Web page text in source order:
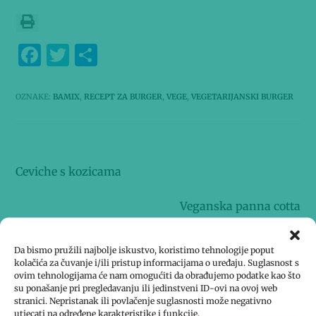
Da bismo pružili najbolje iskustvo, koristimo tehnologije poput
kolačića za čuvanje i/ili pristup informacijama o uređaju. Suglasnost s
ovim tehnologijama će nam omogućiti da obrađujemo podatke kao što
su ponašanje pri pregledavanju ili jedinstveni ID-ovi na ovoj web
stranici. Nepristanak ili povlačenje suglasnosti može negativno
utjecati na određene karakteristike i funkcije.
F
c
o
k
T
it ar
OZNAKE: BAMIX, RECEPT ZA BURGER, VEGE, VEGETARIJANSKI BURGER
Ceviche s kozicama
Veganska panna cotta
Sorbet od jagoda